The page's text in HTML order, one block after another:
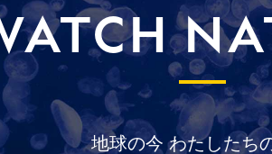
地球の今わたしたち